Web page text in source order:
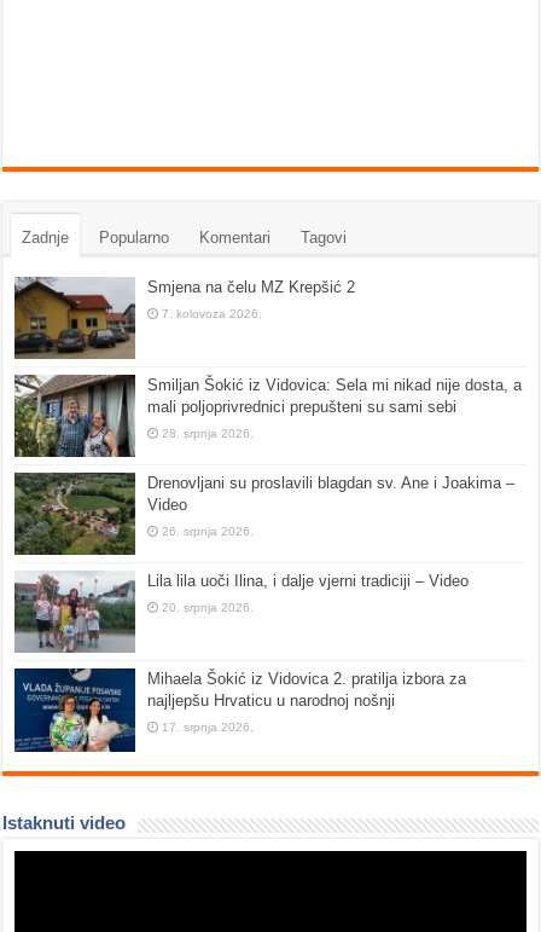
Zadnje Popularno Komentari Tagovi
Smjena na čelu MZ Krepšić 2
7. kolovoza 2026.
Smiljan Šokić iz Vidovica: Sela mi nikad nije dosta, a
mali poljoprivrednici prepušteni su sami sebi
28. srpnja 2026.
Drenovljani su proslavili blagdan sv. Ane i Joakima –
Video
26. srpnja 2026.
Lila lila uoči Ilina, i dalje vjerni tradiciji – Video
20. srpnja 2026.
Mihaela Šokić iz Vidovica 2. pratilja izbora za
najljepšu Hrvaticu u narodnoj nošnji
17. srpnja 2026.
Istaknuti video